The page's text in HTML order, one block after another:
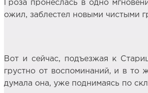
Гроза пронеслась в одно
ожил, заблестел новыми чистыми
Вот и сейчас, подъезжая к
грустно от воспоминаний, и в то
думала она, уже поднимаясь по